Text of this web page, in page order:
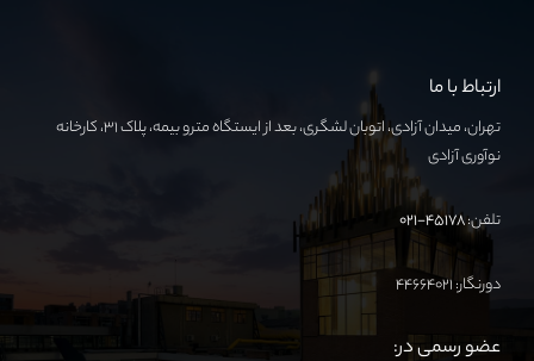
ارتباط با ما
تهران، میدان آزادی، اتوبان لشگری، بعد از ایستگاه مترو بیمه، پلاک ۳۱، کارخانه
نوآوری آزادی
تلفن:۴۵۱۷۸-۰۲۱
دورنگار: ۴۴۶۶۴۰۲۱
عضو رسمی در: